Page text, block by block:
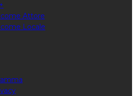
come Attore
Locale